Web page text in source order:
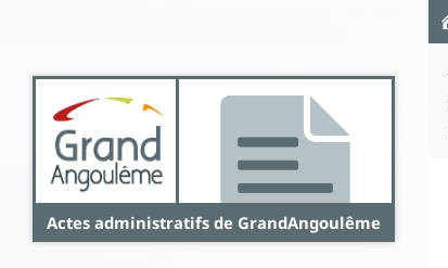
Actes administratifs de GrandAngoulême